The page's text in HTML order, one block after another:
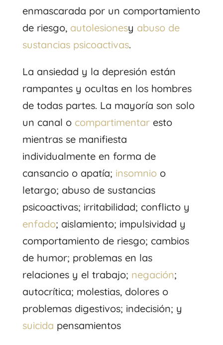
enmascarada por un comportamiento
de riesgo, autolesionesy abuso de
sustancias psicoactivas.
La ansiedad y la depresión están
rampantes y ocultas en los hombres
de todas partes. La mayoría son solo
un canal o compartimentaresto
mientras se manifiesta
individualmente en forma de
cansancio o apatía; insomnioo
letargo; abuso de sustancias
psicoactivas; irritabilidad; conflicto y
enfado; aislamiento; impulsividad y
comportamiento de riesgo; cambios
de humor; problemas en las
relaciones y el trabajo; negación;
autocrítica; molestias, dolores o
problemas digestivos; indecisión; y
suicida pensamientos